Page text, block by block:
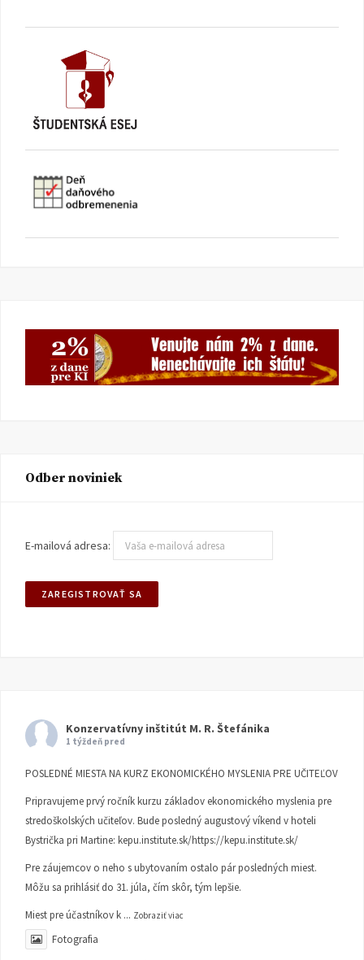
Odber noviniek
E-mailová adresa:
Konzervatívny inštitút M. R. Štefánika
1 týždeň pred
POSLEDNÉ MIESTA NA KURZ EKONOMICKÉHO MYSLENIA PRE UČITEĽOV
Pripravujeme prvý ročník kurzu základov ekonomického myslenia pre
stredoškolských učiteľov. Bude posledný augustový víkend v hoteli
Bystrička pri Martine: kepu.institute.sk/https://kepu.institute.sk/
Pre záujemcov o neho s ubytovaním ostalo pár posledných miest.
Môžu sa prihlásiť do 31. júla, čím skôr, tým lepšie.
Miest pre účastníkov k ... Zobraziť viac
Fotografia